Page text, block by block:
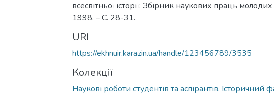
всесвітньої історії: Збірник наукових праць
1998. – C. 28-31.
URI
https://ekhnuir.karazin.ua/handle/123456789/3535
Колекції
Наукові роботи студентів та аспірантів. Історичний